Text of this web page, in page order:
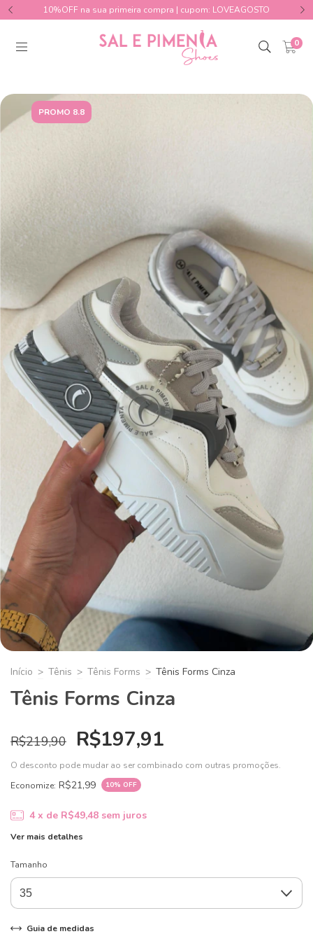
10%OFF na sua primeira compra | cupom: LOVEAGOSTO
0
PROMO 8.8
Início > Tênis > Tênis Forms > Tênis Forms Cinza
Tênis Forms Cinza
R$219,90 R$197,91
O desconto pode mudar ao ser combinado com outras promoções.
Economize: R$21,99 10% OFF
4 x de R$49,48 sem juros
Ver mais detalhes
Tamanho
Guia de medidas